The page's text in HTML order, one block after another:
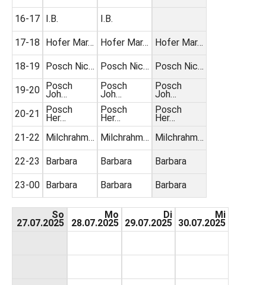
16-17
17-18
18-19
19-20
20-21
21-22
22-23
23-00
I.B.
Hofer Mar…
Posch Nic…
Posch
Joh…
Posch
Her…
Milchrahm…
Barbara
Barbara
I.B.
Hofer Mar…
Posch Nic…
Posch
Joh…
Posch
Her…
Milchrahm…
Barbara
Barbara
Hofer Mar…
Posch Nic…
Posch
Joh…
Posch
Her…
Milchrahm…
Barbara
Barbara
So
27.07.2025
Mo
28.07.2025
Di
29.07.2025
Mi
30.07.2025